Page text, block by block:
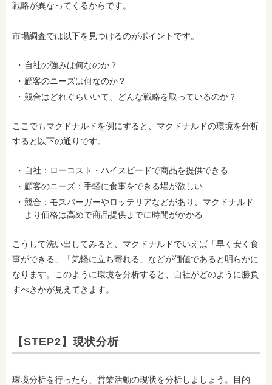
戦略が異なってくるからです。
市場調査では以下を見つけるのがポイントです。
自社の強みは何なのか？
顧客のニーズは何なのか？
競合はどれぐらいいて、どんな戦略を取っているのか？
ここでもマクドナルドを例にすると、マクドナルドの環境を分析
すると以下の通りです。
自社：ローコスト・ハイスピードで商品を提供できる
顧客のニーズ：手軽に食事をできる場が欲しい
競合：モスバーガーやロッテリアなどがあり、マクドナルド
より価格は高めで商品提供までに時間がかかる
こうして洗い出してみると、マクドナルドでいえば「早く安く食
事ができる」「気軽に立ち寄れる」などが価値であると明らかに
なります。このように環境を分析すると、自社がどのように勝負
すべきかが見えてきます。
【STEP2】現状分析
環境分析を行ったら、営業活動の現状を分析しましょう。目的